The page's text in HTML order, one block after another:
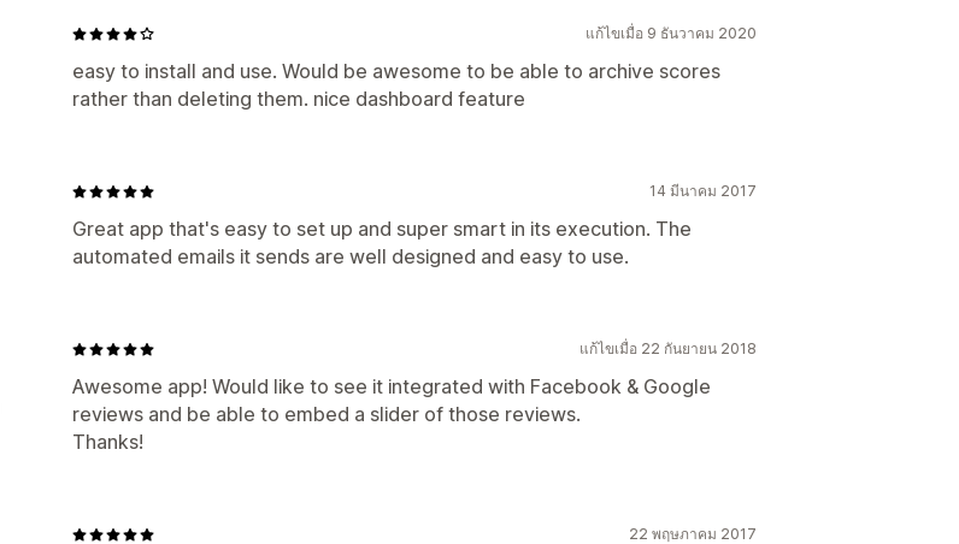
แก้ไขเมื่อ 9 ธันวาคม 2020
easy to install and use. Would be awesome to be able to archive scores
rather than deleting them. nice dashboard feature
14 มีนาคม 2017
Great app that's easy to set up and super smart in its execution. The
automated emails it sends are well designed and easy to use.
แก้ไขเมื่อ 22 กันยายน 2018
Awesome app! Would like to see it integrated with Facebook & Google
reviews and be able to embed a slider of those reviews.
Thanks!
22 พฤษภาคม 2017